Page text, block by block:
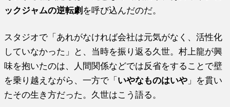
ックジャムの逆転劇 を呼び込んだのだ。
スタジオで「あれがなければ会社は元気がなく、活性化
していなかった」と、当時を振り返る久世。村上龍が興
味を抱いたのは、人間関係などでは反省をすることで壁
を乗り越えながら、一方で「 いやなものはいや 」を貫い
たその生き方だった。久世はこう語る。